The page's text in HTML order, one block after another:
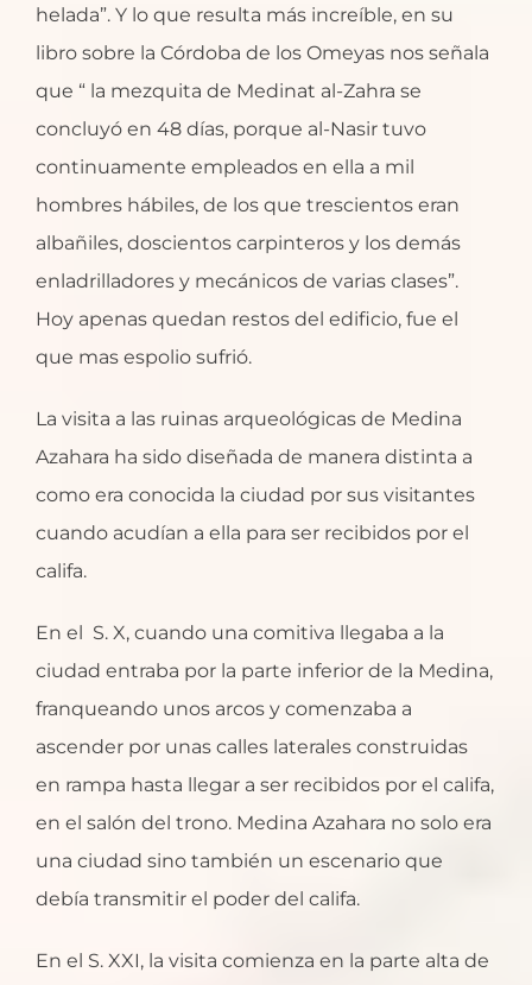
helada”. Y lo que resulta más increíble, en su
libro sobre la Córdoba de los Omeyas nos señala
que “ la mezquita de Medinat al-Zahra se
concluyó en 48 días, porque al-Nasir tuvo
continuamente empleados en ella a mil
hombres hábiles, de los que trescientos eran
albañiles, doscientos carpinteros y los demás
enladrilladores y mecánicos de varias clases”.
Hoy apenas quedan restos del edificio, fue el
que mas espolio sufrió.
La visita a las ruinas arqueológicas de Medina
Azahara ha sido diseñada de manera distinta a
como era conocida la ciudad por sus visitantes
cuando acudían a ella para ser recibidos por el
califa.
En el S. X, cuando una comitiva llegaba a la
ciudad entraba por la parte inferior de la Medina,
franqueando unos arcos y comenzaba a
ascender por unas calles laterales construidas
en rampa hasta llegar a ser recibidos por el califa,
en el salón del trono. Medina Azahara no solo era
una ciudad sino también un escenario que
debía transmitir el poder del califa.
En el S. XXI, la visita comienza en la parte alta de